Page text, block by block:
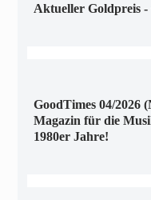
Aktueller Goldpreis
GoodTimes 04/2026
Magazin für die
1980er Jahre!